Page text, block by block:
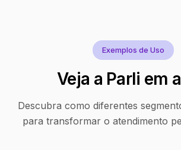
Exemplos de Uso
Veja a Parli em
Descubra como diferentes
para transformar o atendimento